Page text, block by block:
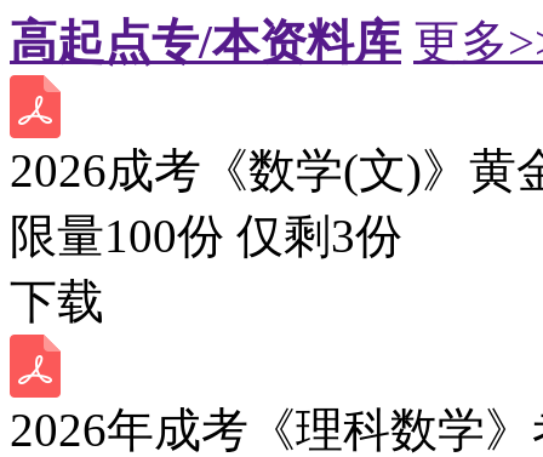
高起点专/本资料库 更多
2026成考《数学(文)》黄
限量100份 仅剩 3份
下载
2026年成考《理科数学